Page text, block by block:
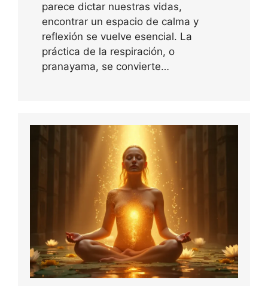
parece dictar nuestras vidas,
encontrar un espacio de calma y
reflexión se vuelve esencial. La
práctica de la respiración, o
pranayama, se convierte…